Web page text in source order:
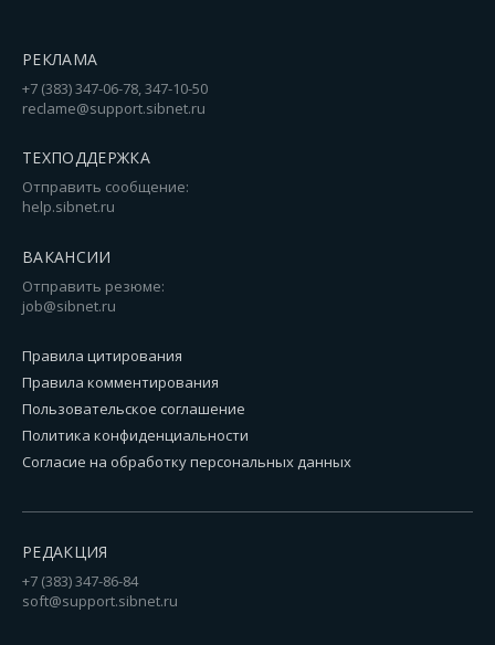
РЕКЛАМА
+7 (383) 347-06-78, 347-10-50
reclame@support.sibnet.ru
ТЕХПОДДЕРЖКА
Отправить сообщение:
help.sibnet.ru
ВАКАНСИИ
Отправить резюме:
job@sibnet.ru
Правила цитирования
Правила комментирования
Пользовательское соглашение
Политика конфиденциальности
Согласие на обработку персональных данных
РЕДАКЦИЯ
+7 (383) 347-86-84
soft@support.sibnet.ru